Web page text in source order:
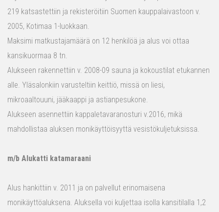
219 katsastettiin ja rekisteröitiin Suomen kauppalaivastoon v.
2005, Kotimaa 1-luokkaan.
Maksimi matkustajamäärä on 12 henkilöä ja alus voi ottaa
kansikuormaa 8 tn.
Alukseen rakennettiin v. 2008-09 sauna ja kokoustilat etukannen
alle. Yläsalonkiin varusteltiin keittiö, missä on liesi,
mikroaaltouuni, jääkaappi ja astianpesukone.
Alukseen asennettiin kappaletavaranosturi v.2016, mikä
mahdollistaa aluksen monikäyttöisyyttä vesistökuljetuksissa.
m/b Alukatti katamaraani
Alus hankittiin v. 2011 ja on palvellut erinomaisena
monikäyttöaluksena. Aluksella voi kuljettaa isolla kansitilalla 1,2